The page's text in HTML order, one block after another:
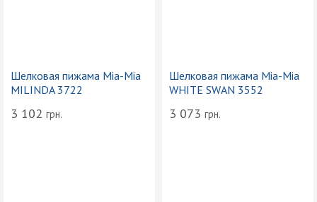
Шелковая пижама Mia-Mia
MILINDA 3722
3 102 грн.
Шелковая пижама Mia-Mia
WHITE SWAN 3552
3 073 грн.